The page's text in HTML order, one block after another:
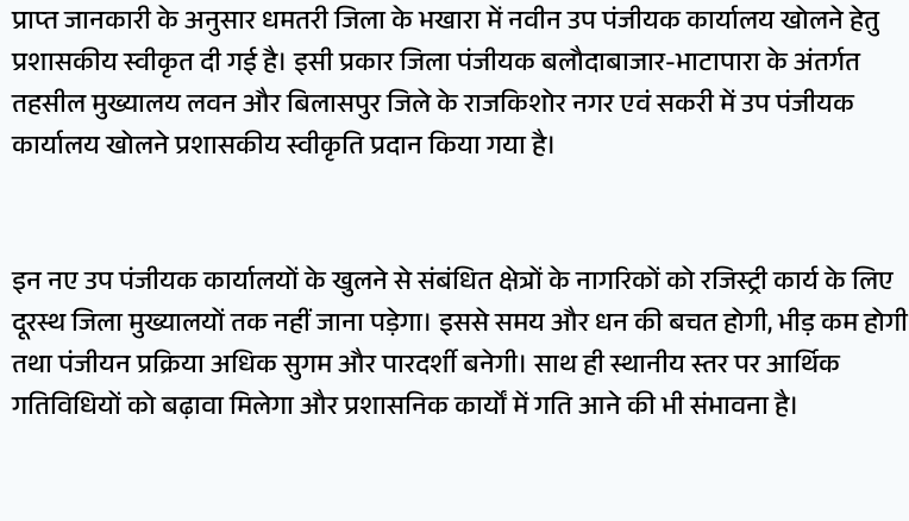
प्राप्त जानकारी के अनुसार धमतरी जिला के भखारा में नवीन उप पंजीयक कार्यालय खोलने हेतु
प्रशासकीय स्वीकृत दी गई है। इसी प्रकार जिला पंजीयक बलौदाबाजार-भाटापारा के अंतर्गत
तहसील मुख्यालय लवन और बिलासपुर जिले के राजकिशोर नगर एवं सकरी में उप पंजीयक
कार्यालय खोलने प्रशासकीय स्वीकृति प्रदान किया गया है।
इन नए उप पंजीयक कार्यालयों के खुलने से संबंधित क्षेत्रों के नागरिकों को रजिस्ट्री कार्य के लिए
दूरस्थ जिला मुख्यालयों तक नहीं जाना पड़ेगा। इससे समय और धन की बचत होगी, भीड़ कम होगी
तथा पंजीयन प्रक्रिया अधिक सुगम और पारदर्शी बनेगी। साथ ही स्थानीय स्तर पर आर्थिक
गतिविधियों को बढ़ावा मिलेगा और प्रशासनिक कार्यों में गति आने की भी संभावना है।